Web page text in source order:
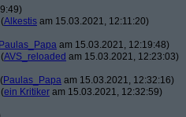
(Alkestis am 15.03.2021, 12:11:20)
Paulas_Papa am 15.03.2021, 12:19:48)
(AVS_reloaded am 15.03.2021, 12:23:03)
(Paulas_Papa am 15.03.2021, 12:32:16)
(ein Kritiker am 15.03.2021, 12:32:59)